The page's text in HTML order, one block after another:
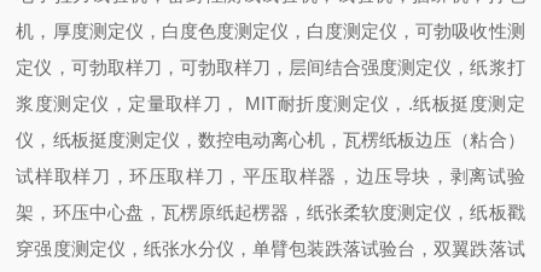
机，厚度测定仪，白度色度测定仪，白度测定仪，可勃吸收性测
定仪，可勃取样刀，可勃取样刀，层间结合强度测定仪，纸浆打
浆度测定仪，定量取样刀，
MIT耐折度测定仪， .纸板挺度测定
仪，纸板挺度测定仪，数控电动离心机，瓦楞纸板边压（粘合）
试样取样刀，环压取样刀，平压取样器，边压导块，剥离试验
架，环压中心盘，瓦楞原纸起楞器，纸张柔软度测定仪，纸板戳
穿强度测定仪，纸张水分仪，单臂包装跌落试验台，双翼跌落试